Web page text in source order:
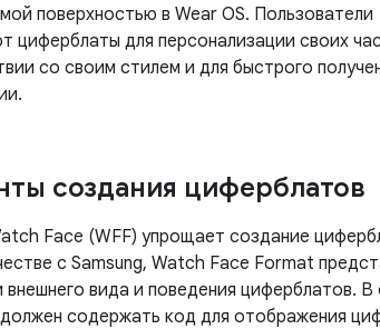
поверхностью в Wear OS. Пользователи
циферблаты для персонализации своих
со своим стилем и для быстрого
создания циферблатов
Face (WFF) упрощает создание
с Samsung, Watch Face Format
внешнего вида и поведения циферблатов.
содержать код для отображения